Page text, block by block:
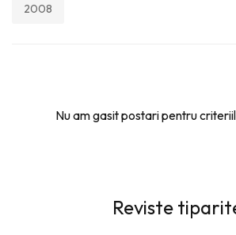
2008
Nu am gasit postari pentru
Reviste